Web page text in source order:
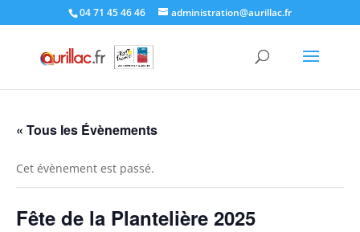
04 71 45 46 46 administration@aurillac.fr
« Tous les Évènements
Cet évènement est passé.
Fête de la Plantelière 2025